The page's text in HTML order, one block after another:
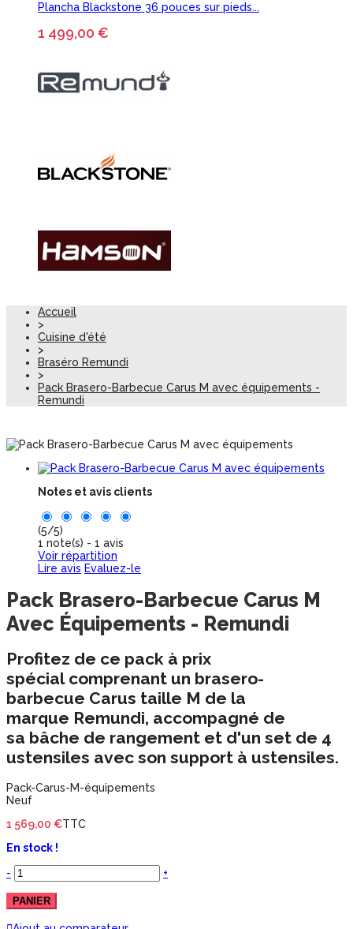
Plancha Blackstone 36 pouces sur pieds...
1 499,00 €
Accueil
>
Cuisine d'été
>
Braséro Remundi
>
Pack Brasero-Barbecue Carus M avec équipements -
Remundi
Notes et avis clients
(5/5)
1 note(s) - 1 avis
Voir répartition
Lire avis Evaluez-le
Pack Brasero-Barbecue Carus M
Avec Équipements - Remundi
Profitez de ce pack à prix
spécial comprenant un brasero-
barbecue Carus taille M de la
marque Remundi, accompagné de
sa bâche de rangement et d'un set de 4
ustensiles avec son support à ustensiles.
Pack-Carus-M-équipements
Neuf
1 569,00 €TTC
En stock !
-
+
PANIER